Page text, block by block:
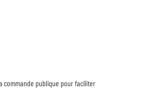
commande publique pour faciliter